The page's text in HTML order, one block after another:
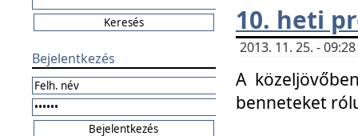
Bejelentkezés
10. heti
2013. 11. 25. -
A
benneteket